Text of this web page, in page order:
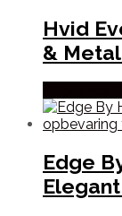
Hvid
&
Edge